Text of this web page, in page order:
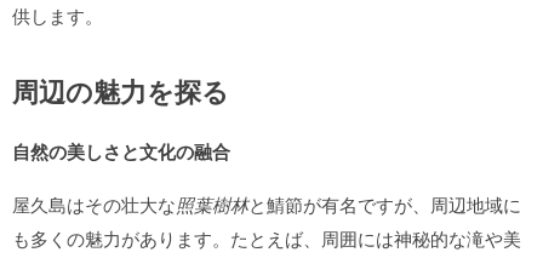
供します。
周辺の魅力を探る
自然の美しさと文化の融合
屋久島はその壮大な照葉樹林と鯖節が有名ですが、周辺地域に
も多くの魅力があります。たとえば、周囲には神秘的な滝や美